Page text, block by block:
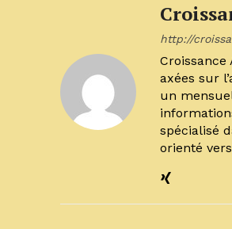
http://
axées sur
un
spécialisé
orienté